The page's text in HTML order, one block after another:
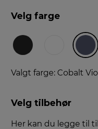
Velg farge
Valgt farge: Cobalt
Velg tilbehør
Her kan du legge til